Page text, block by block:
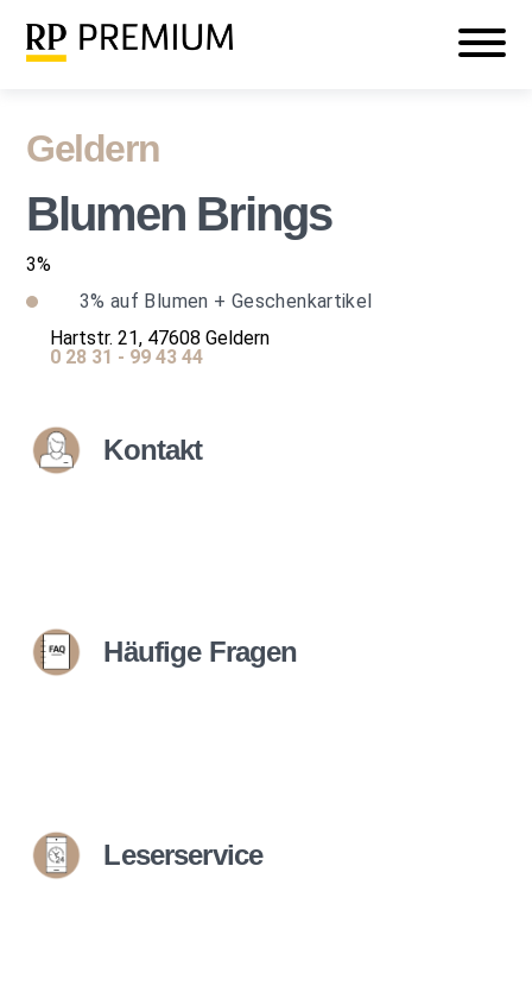
Login
Geldern
Blumen Brings
3%
3% auf Blumen + Geschenkartikel
Hartstr. 21, 47608 Geldern
0 28 31 - 99 43 44
Kontakt
Häufige Fragen
Leserservice